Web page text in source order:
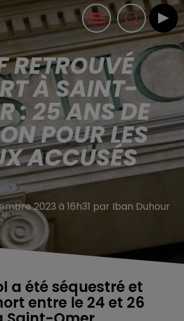
RETROUVÉ
À SAINT-
: 25 ANS DE
POUR LES
ACCUSÉS
2023 à 16h31 par Iban Duhour
a été séquestré et
entre le 24 et 26